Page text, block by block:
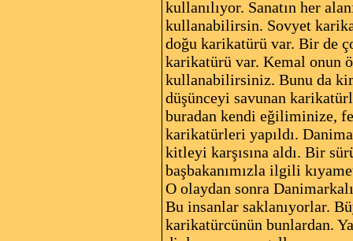
kullanılıyor. Sanatın her
kullanabilirsin. Sovyet
doğu karikatürü var. Bir de
karikatürü var. Kemal onun
kullanabilirsiniz. Bunu da
düşünceyi savunan
buradan kendi eğiliminize,
karikatürleri yapıldı.
kitleyi karşısına aldı. Bir
başbakanımızla ilgili
O olaydan sonra
Bu insanlar saklanıyorlar.
karikatürcünün bunlardan.